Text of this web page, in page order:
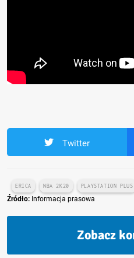
Twitter
ERICA NBA 2K20 PLAYSTATION PLUS
Źródło: Informacja prasowa
Zobacz